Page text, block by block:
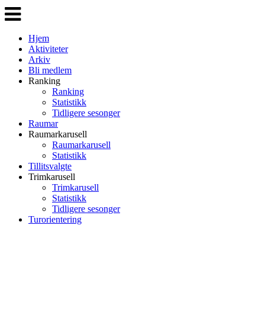
Veksle
navigasjon
Hjem
Aktiviteter
Arkiv
Bli medlem
Ranking
Ranking
Statistikk
Tidligere sesonger
Raumar
Raumarkarusell
Raumarkarusell
Statistikk
Tillitsvalgte
Trimkarusell
Trimkarusell
Statistikk
Tidligere sesonger
Turorientering